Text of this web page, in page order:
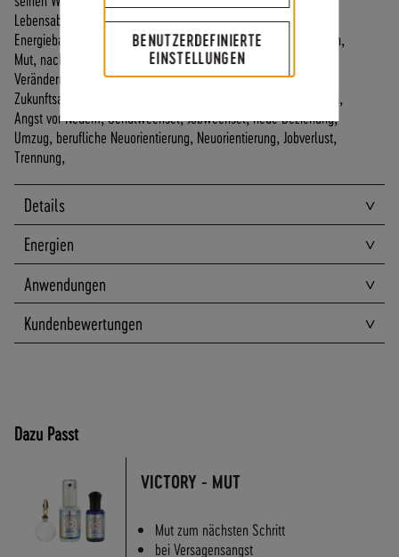
BENUTZERDEFINIERTE
EINSTELLUNGEN
A
N
D
I
N
N
E
R
H
A
B
E
T
C
N
D
Lebensabschnitte/Angst vor dem nächsten Schritt,
Energiebahnen/Aurakörper/Chakren harmonisieren, stabilisieren,
Mut, nach einem Wachstumsschritt Energiefluss stärken,
Veränderungssituationen, Energieräuber, Blockaden erkennen,
Zukunftsangst, Angst vor Veränderung, Widerstände überwinden,
Angst vor Neuem, Schulwechsel, Jobwechsel, neue Beziehung,
Umzug, berufliche Neuorientierung, Neuorientierung, Jobverlust,
Trennung,
Details
Energien
Anwendungen
Kundenbewertungen
Dazu Passt
VICTORY - MUT
Mut zum nächsten Schritt
bei Versagensangst